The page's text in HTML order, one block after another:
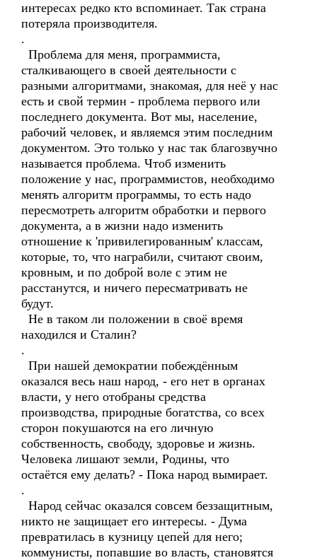
интересах редко кто вспоминает. Так страна
потеряла производителя.
.
Проблема для меня, программиста,
сталкивающего в своей деятельности с
разными алгоритмами, знакомая, для неё у нас
есть и свой термин - проблема первого или
последнего документа. Вот мы, население,
рабочий человек, и являемся этим последним
документом. Это только у нас так благозвучно
называется проблема. Чтоб изменить
положение у нас, программистов, необходимо
менять алгоритм программы, то есть надо
пересмотреть алгоритм обработки и первого
документа, а в жизни надо изменить
отношение к 'привилегированным' классам,
которые, то, что награбили, считают своим,
кровным, и по доброй воле с этим не
расстанутся, и ничего пересматривать не
будут.
Не в таком ли положении в своё время
находился и Сталин?
.
При нашей демократии побеждённым
оказался весь наш народ, - его нет в органах
власти, у него отобраны средства
производства, природные богатства, со всех
сторон покушаются на его личную
собственность, свободу, здоровье и жизнь.
Человека лишают земли, Родины, что
остаётся ему делать? - Пока народ вымирает.
.
Народ сейчас оказался совсем беззащитным,
никто не защищает его интересы. - Дума
превратилась в кузницу цепей для него;
коммунисты, попавшие во власть, становятся